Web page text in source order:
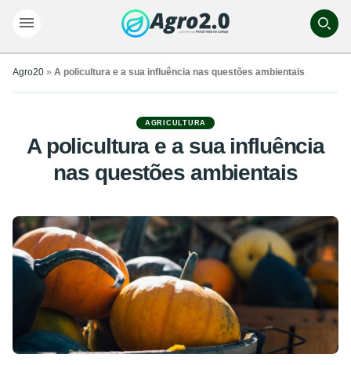
Agro20 » A policultura e a sua influência nas questões ambientais
AGRICULTURA
A policultura e a sua influência
nas questões ambientais